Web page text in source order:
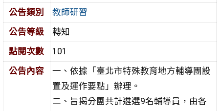
公告類別
教師研習
公告等級
轉知
點閱次數
101
公告內容
一、依據「臺北市特殊教育地方輔導團設
置及運作要點」辦理。
二、旨揭分團共計遴選9名輔導員，由各